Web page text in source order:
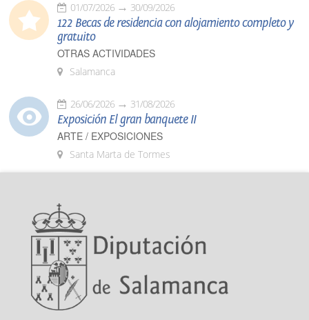
01/07/2026 30/09/2026
122 Becas de residencia con alojamiento completo y
gratuito
OTRAS ACTIVIDADES
Salamanca
26/06/2026 31/08/2026
Exposición El gran banquete II
ARTE / EXPOSICIONES
Santa Marta de Tormes